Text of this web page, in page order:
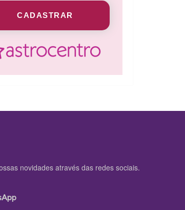
CADASTRAR
novidades através das redes sociais.